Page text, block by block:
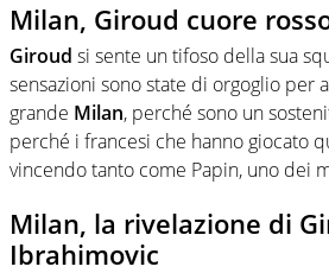
Milan, Giroud cuore
Giroud si sente un tifoso della sua
sensazioni sono state di orgoglio per
grande Milan, perché sono un
perché i francesi che hanno giocato
vincendo tanto come Papin, uno dei
Milan, la rivelazione di
Ibrahimovic